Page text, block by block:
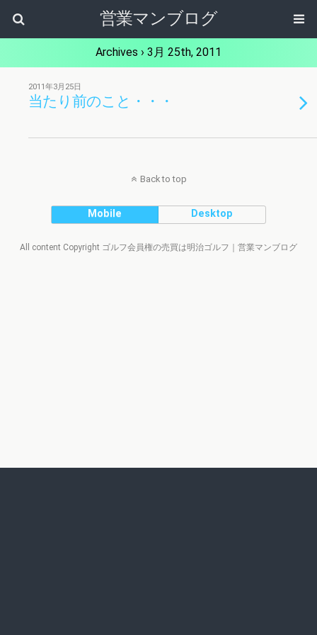
営業マンブログ
Archives › 3月 25th, 2011
2011年3月25日
当たり前のこと・・・
Back to top
Mobile Desktop
All content Copyright ゴルフ会員権の売買は明治ゴルフ｜営業マンブログ